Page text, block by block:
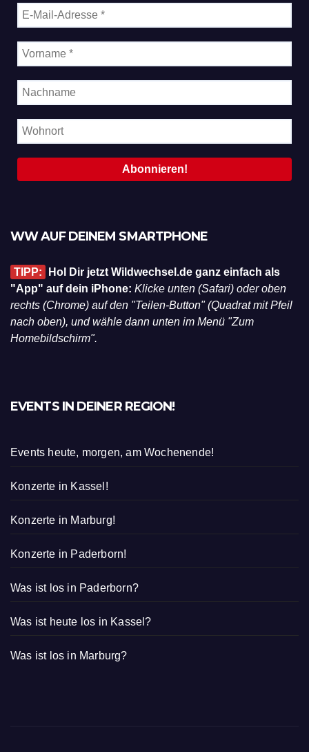
WW AUF DEINEM SMARTPHONE
TIPP:
Hol Dir jetzt Wildwechsel.de ganz einfach als
"App" auf dein iPhone: Klicke unten (Safari) oder oben
rechts (Chrome) auf den "Teilen-Button" (Quadrat mit Pfeil
nach oben), und wähle dann unten im Menü "Zum
Homebildschirm".
EVENTS IN DEINER REGION!
Events heute, morgen, am Wochenende!
Konzerte in Kassel!
Konzerte in Marburg!
Konzerte in Paderborn!
Was ist los in Paderborn?
Was ist heute los in Kassel?
Was ist los in Marburg?